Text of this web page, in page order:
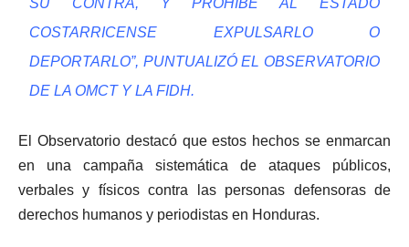
SU CONTRA, Y PROHÍBE AL ESTADO
COSTARRICENSE EXPULSARLO O
DEPORTARLO”, PUNTUALIZÓ EL OBSERVATORIO
DE LA OMCT Y LA FIDH.
El Observatorio destacó que estos hechos se enmarcan
en una campaña sistemática de ataques públicos,
verbales y físicos contra las personas defensoras de
derechos humanos y periodistas en Honduras.